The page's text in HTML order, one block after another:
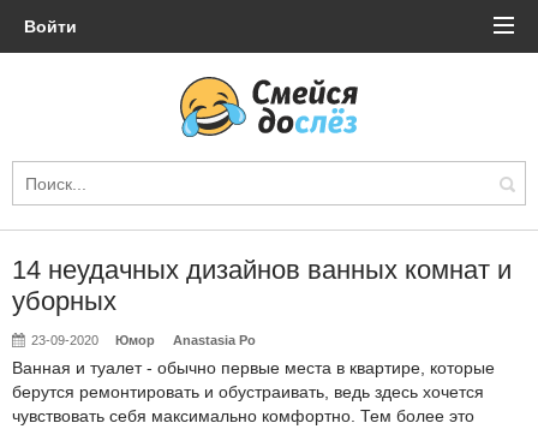
Войти
14 неудачных дизайнов ванных комнат и
уборных
23-09-2020 Юмор Anastasia Po
Ванная и туалет - обычно первые места в квартире, которые
берутся ремонтировать и обустраивать, ведь здесь хочется
чувствовать себя максимально комфортно. Тем более это